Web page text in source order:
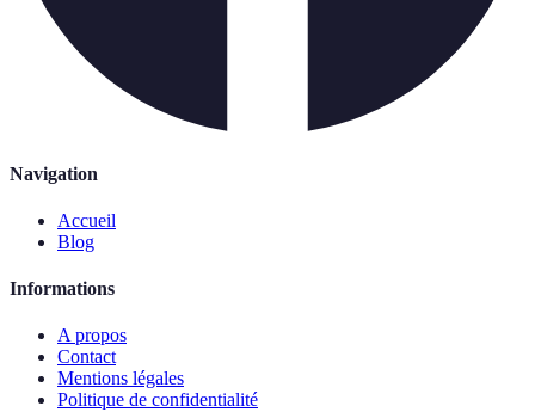
Navigation
Accueil
Blog
Informations
A propos
Contact
Mentions légales
Politique de confidentialité